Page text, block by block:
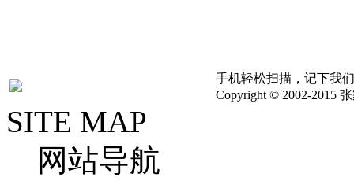
手机轻松扫描，记下我
Copyright © 2002-2015
SITE MAP
网站导航